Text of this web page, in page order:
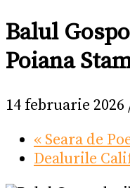
Balul
Poiana
14 februarie 2026
« Seara de
Dealurile